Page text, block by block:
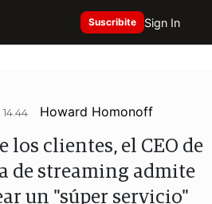
Suscribite Sign In
Howard Homonoff
los clientes, el CEO de
de streaming admite
un "súper servicio"